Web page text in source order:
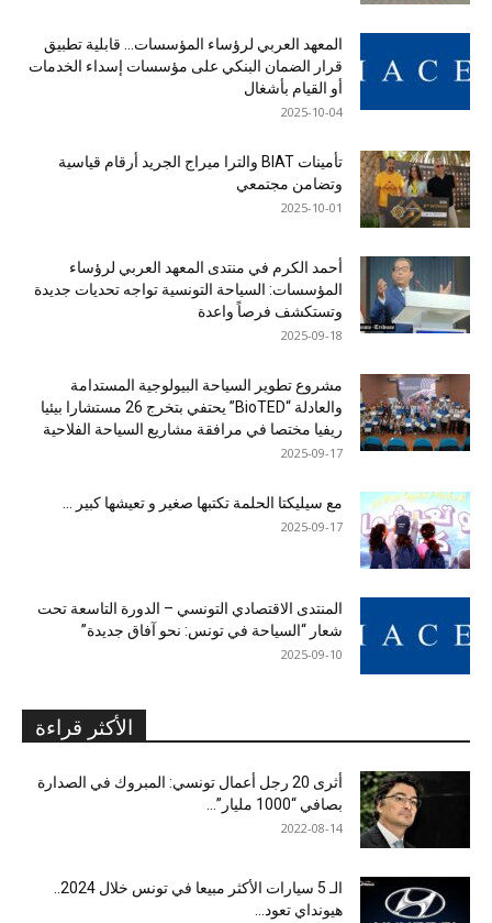
المعهد العربي لرؤساء المؤسسات… قابلية تطبيق
قرار الضمان البنكي على مؤسسات إسداء الخدمات
أو القيام بأشغال
2025-10-04
تأمينات BIAT والترا ميراج الجريد أرقام قياسية
وتضامن مجتمعي
2025-10-01
أحمد الكرم في منتدى المعهد العربي لرؤساء
المؤسسات: السياحة التونسية تواجه تحديات جديدة
وتستكشف فرصاً واعدة
2025-09-18
مشروع تطوير السياحة البيولوجية المستدامة
والعادلة “BioTED” يحتفي بتخرج 26 مستشارا بيئيا
ريفيا مختصا في مرافقة مشاريع السياحة الفلاحية
2025-09-17
مع سيليكتا الحلمة تكتبها صغير و تعيشها كبير …
2025-09-17
المنتدى الاقتصادي التونسي – الدورة التاسعة تحت
شعار “السياحة في تونس: نحو آفاق جديدة”
2025-09-10
الأكثر قراءة
أثرى 20 رجل أعمال تونسي: المبروك في الصدارة
بصافي “1000 مليار”...
2022-08-14
هيونداي تعود...